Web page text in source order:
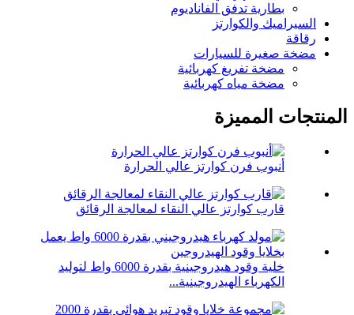
بطارية تدفق الفاناديوم
السيراميك والكوارتز
رقاقة
مضخة صغيرة للسيارات
مضخة تفريغ كهربائية
مضخة مياه كهربائية
المنتجات المميزة
أنبوب فرن كوارتز عالي الحرارة
قارب كوارتز عالي النقاء لمعالجة الرقائق
خلية وقود هيدروجينية بقدرة 6000 واط لتوليد
الكهرباء الهيدروجينية...